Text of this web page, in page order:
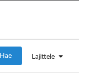
Lajittele
Hae